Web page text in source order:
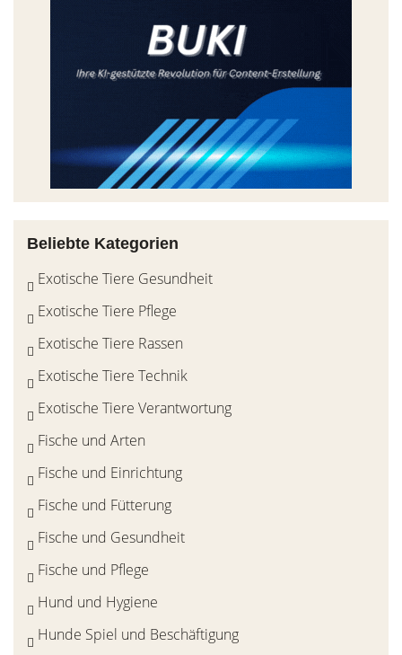
Beliebte Kategorien
Exotische Tiere Gesundheit
Exotische Tiere Pflege
Exotische Tiere Rassen
Exotische Tiere Technik
Exotische Tiere Verantwortung
Fische und Arten
Fische und Einrichtung
Fische und Fütterung
Fische und Gesundheit
Fische und Pflege
Hund und Hygiene
Hunde Spiel und Beschäftigung